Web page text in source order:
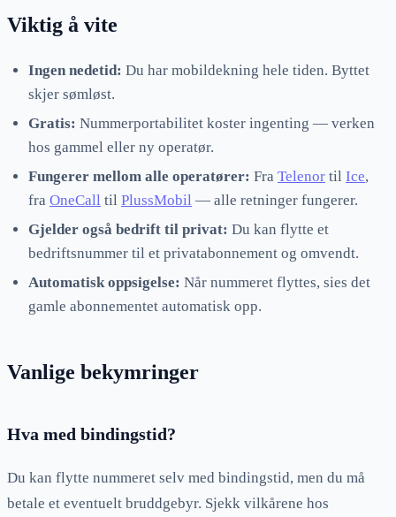
Viktig å vite
Ingen nedetid: Du har mobildekning hele tiden. Byttet
skjer sømløst.
Gratis: Nummerportabilitet koster ingenting — verken
hos gammel eller ny operatør.
Fungerer mellom alle operatører: Fra Telenor til Ice,
fra OneCall til PlussMobil — alle retninger fungerer.
Gjelder også bedrift til privat: Du kan flytte et
bedriftsnummer til et privatabonnement og omvendt.
Automatisk oppsigelse: Når nummeret flyttes, sies det
gamle abonnementet automatisk opp.
Vanlige bekymringer
Hva med bindingstid?
Du kan flytte nummeret selv med bindingstid, men du må
betale et eventuelt bruddgebyr. Sjekk vilkårene hos